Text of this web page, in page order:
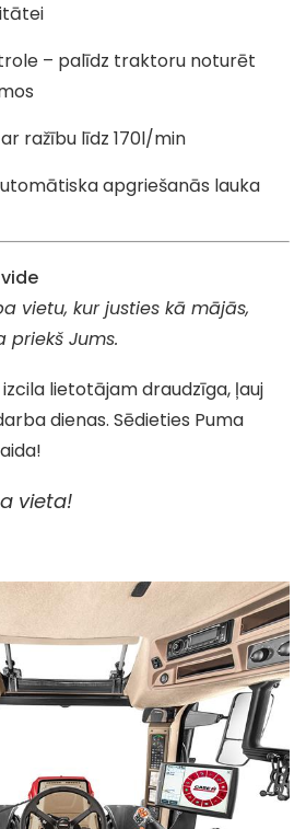
– palīdz traktoru noturēt
ražību līdz 170l/min
apgriešanās lauka
vietu, kur justies kā mājās,
priekš Jums.
lietotājam draudzīga, ļauj
dienas. Sēdieties Puma
vieta!